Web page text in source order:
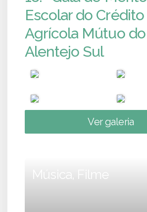
Escolar do Crédito
Agrícola Mútuo do
Alentejo Sul
Ver galeria
Música, Filme